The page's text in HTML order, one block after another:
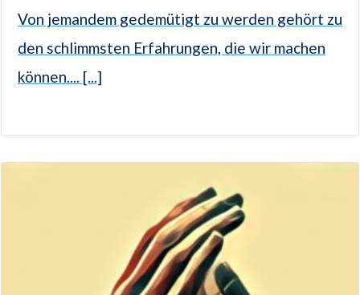
Von jemandem gedemütigt zu werden gehört zu
den schlimmsten Erfahrungen, die wir machen
können.... [...]